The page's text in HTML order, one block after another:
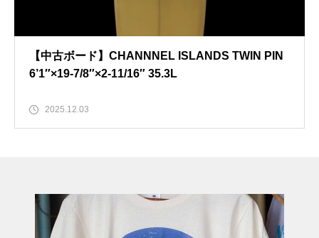
【中古ボード】CHANNNEL ISLANDS TWIN PIN
6’1″×19-7/8″×2-11/16″ 35.3L
2025.12.03